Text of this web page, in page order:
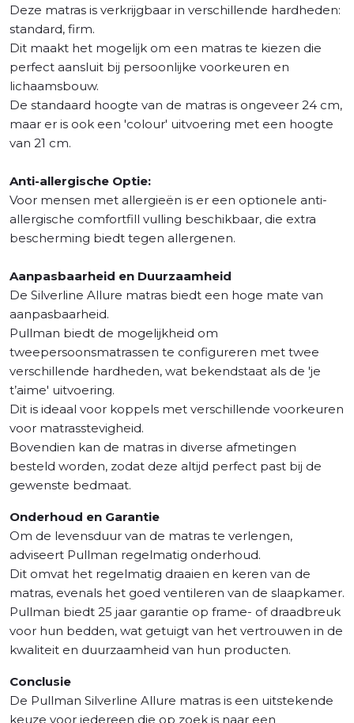
Deze matras is verkrijgbaar in verschillende hardheden:
standard, firm.
Dit maakt het mogelijk om een matras te kiezen die
perfect aansluit bij persoonlijke voorkeuren en
lichaamsbouw.
De standaard hoogte van de matras is ongeveer 24 cm,
maar er is ook een 'colour' uitvoering met een hoogte
van 21 cm.
Anti-allergische Optie:
Voor mensen met allergieën is er een optionele anti-
allergische comfortfill vulling beschikbaar, die extra
bescherming biedt tegen allergenen.
Aanpasbaarheid en Duurzaamheid
De Silverline Allure matras biedt een hoge mate van
aanpasbaarheid.
Pullman biedt de mogelijkheid om
tweepersoonsmatrassen te configureren met twee
verschillende hardheden, wat bekendstaat als de 'je
t’aime' uitvoering.
Dit is ideaal voor koppels met verschillende voorkeuren
voor matrasstevigheid.
Bovendien kan de matras in diverse afmetingen
besteld worden, zodat deze altijd perfect past bij de
gewenste bedmaat​.
Onderhoud en Garantie
Om de levensduur van de matras te verlengen,
adviseert Pullman regelmatig onderhoud.
Dit omvat het regelmatig draaien en keren van de
matras, evenals het goed ventileren van de slaapkamer.
Pullman biedt 25 jaar garantie op frame- of draadbreuk
voor hun bedden, wat getuigt van het vertrouwen in de
kwaliteit en duurzaamheid van hun producten.
Conclusie
De Pullman Silverline Allure matras is een uitstekende
keuze voor iedereen die op zoek is naar een